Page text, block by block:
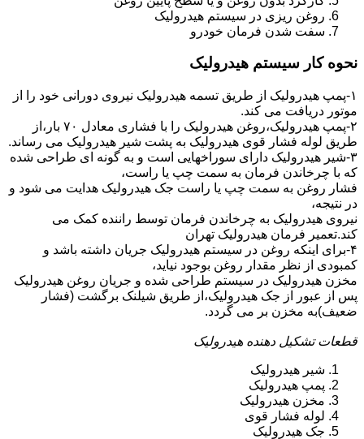
روغن ریزی در سیستم هیدرولیک
سفت شدن فرمان خودرو
نحوه کار سیستم هیدرولیک
۱-پمپ هیدرولیک از طریق تسمه هیدرولیک نیروی دورانی خود را از
موتور دریافت می کند.
۲-پمپ هیدرولیک،روغن هیدرولیک را با فشاری معادل ۷۰ بار،از
طریق لوله فشار قوی هیدرولیک به پشت شیر هیدرولیک می رساند.
۳-شیر هیدرولیک دارای سوراخهایی است و به گونه ای طراحی شده
که با چرخاندن فرمان به سمت چپ یا راست،
فشار روغن به سمت چپ یا راست جک هیدرولیک هدایت می شود و
در نتیجه،
نیروی هیدرولیک به چرخاندن فرمان توسط راننده کمک می
کند.تعمیر فرمان هیدرولیک تهران
۴-برای اینکه روغن در سیستم هیدرولیک جریان داشته باشد و
کمبودی از نظر مقدار روغن بوجود نیاید،
مخزن هیدرولیک در سیستم طراحی شده و جریان روغن هیدرولیک
پس از عبور از جک هیدرولیک،از طریق شیلنک برگشت (فشار
ضعیف)به مخزن بر می گردد.
قطعات تشکیل دهنده هیدرولیک
شیر هیدرولیک
پمپ هیدرولیک
مخزن هیدرولیک
لوله فشار قوی
جک هیدرولیک